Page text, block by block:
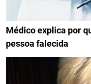
Médico explica por
pessoa falecida